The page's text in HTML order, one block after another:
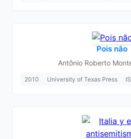
Pois não
Antônio Roberto
2010 University of Texas Press